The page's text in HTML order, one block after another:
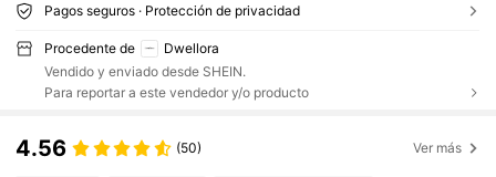
Pagos seguros · Protección de privacidad
Procedente de
Dwellora
Vendido y enviado desde SHEIN.
Para reportar a este vendedor y/o producto
4.56 (50) Ver más